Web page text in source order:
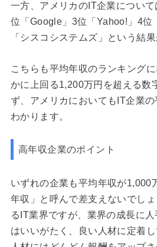
一方、アメリカのIT企業につい
位「Google」3位「Yahoo!」4位
「シスコシステムズ」という結果
こちらも平均年収のランキング
かに上回る1,200万円を超える数
ず、アメリカにおいてもIT企業
わかります。
高年収企業のポイント
いずれの企業も平均年収が1,000
年収」と呼んで差支えないでし
るIT業界ですが、業界の成長に
はいいがたく、良い人材に定着